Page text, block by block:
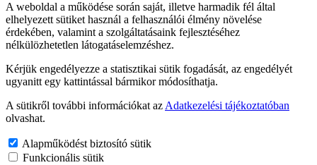
A weboldal a működése során saját, illetve harmadik fél által
elhelyezett sütiket használ a felhasználói élmény növelése
érdekében, valamint a szolgáltatásaink fejlesztéséhez
nélkülözhetetlen látogatáselemzéshez.
Kérjük engedélyezze a statisztikai sütik fogadását, az engedélyét
ugyanitt egy kattintással bármikor módosíthatja.
A sütikről további információkat az Adatkezelési tájékoztatóban
olvashat.
Alapműködést biztosító sütik
Funkcionális sütik